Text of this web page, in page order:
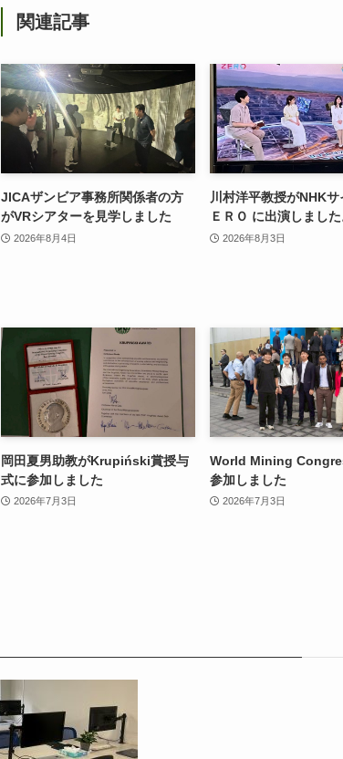
関連記事
JICAザンビア事務所関係者の方
がVRシアターを見学しました
2026年8月4日
川村洋平教授がNHKサ
ＥＲＯ に出演しました
2026年8月3日
岡田夏男助教がKrupiński賞授与
式に参加しました
2026年7月3日
World Mining
参加しました
2026年7月3日